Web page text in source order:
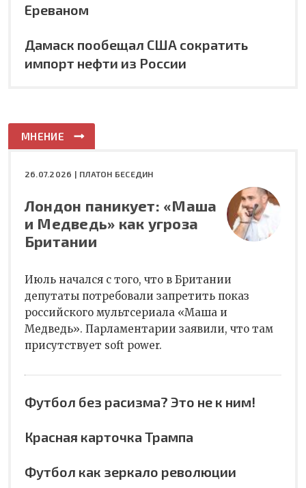
Ереваном
Дамаск пообещал США сократить
импорт нефти из России
МНЕНИЕ
26.07.2026 | ПЛАТОН БЕСЕДИН
Лондон паникует: «Маша
и Медведь» как угроза
Британии
Июль начался с того, что в Британии
депутаты потребовали запретить показ
российского мультсериала «Маша и
Медведь». Парламентарии заявили, что там
присутствует soft power.
Футбол без расизма? Это не к ним!
Красная карточка Трампа
Футбол как зеркало революции